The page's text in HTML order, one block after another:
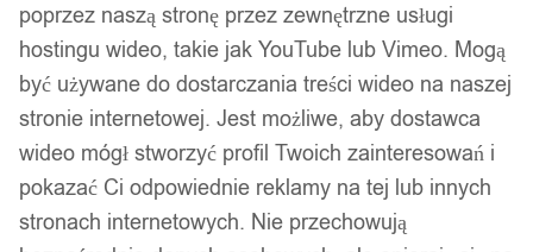
poprzez naszą stronę przez zewnętrzne usługi
hostingu wideo, takie jak YouTube lub Vimeo. Mogą
być używane do dostarczania treści wideo na naszej
stronie internetowej. Jest możliwe, aby dostawca
wideo mógł stworzyć profil Twoich zainteresowań i
pokazać Ci odpowiednie reklamy na tej lub innych
stronach internetowych. Nie przechowują